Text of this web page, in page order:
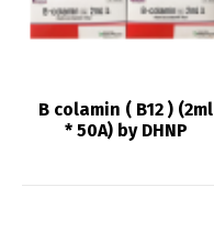
B colamin ( B12 ) (2ml
* 50A) by DHNP